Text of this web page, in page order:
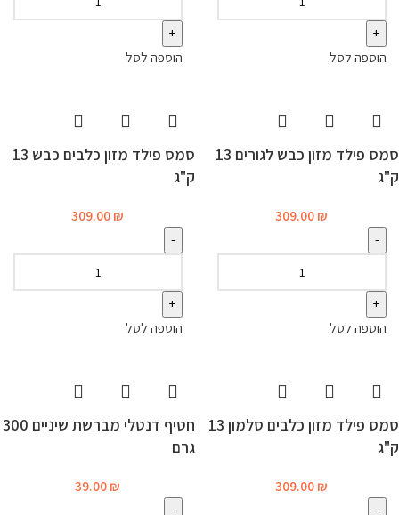
הוספה לסל הוספה לסל
סמס פילד מזון כבש לגורים 13
ק"ג
309.00 ₪
הוספה לסל
סמס פילד מזון כלבים כבש 13
ק"ג
309.00 ₪
הוספה לסל
סמס פילד מזון כלבים סלמון 13
ק"ג
309.00 ₪
חטיף דנטלי מברשת שיניים 300
גרם
39.00 ₪